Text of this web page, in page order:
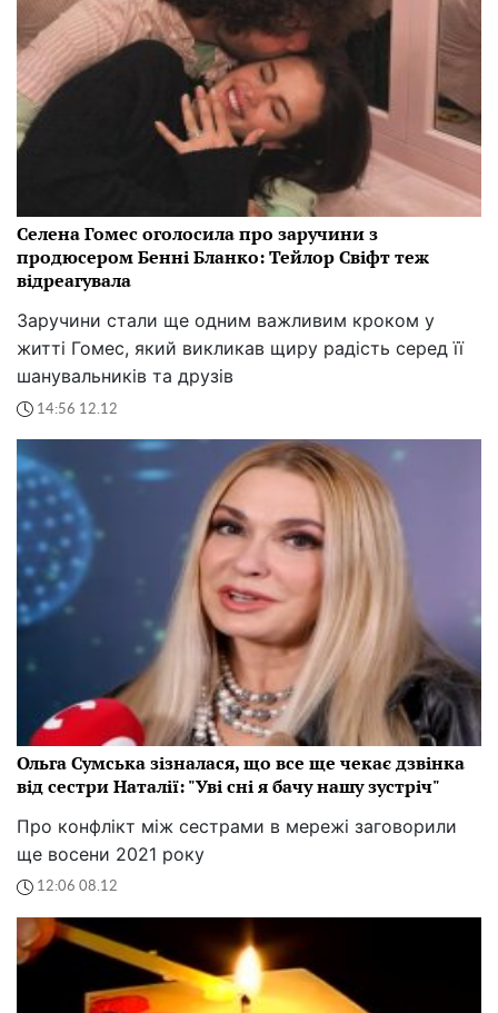
Селена Гомес оголосила про заручини з
продюсером Бенні Бланко: Тейлор Свіфт теж
відреагувала
Заручини стали ще одним важливим кроком у
житті Гомес, який викликав щиру радість серед її
шанувальників та друзів
14:56 12.12
Ольга Сумська зізналася, що все ще чекає дзвінка
від сестри Наталії: "Уві сні я бачу нашу зустріч"
Про конфлікт між сестрами в мережі заговорили
ще восени 2021 року
12:06 08.12